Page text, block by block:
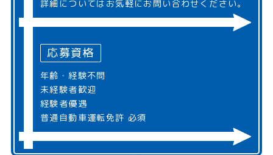
詳細についてはお気軽にお問い合わせください。
応募資格
年齢・経験不問
未経験者歓迎
経験者優遇
普通自動車運転免許 必須